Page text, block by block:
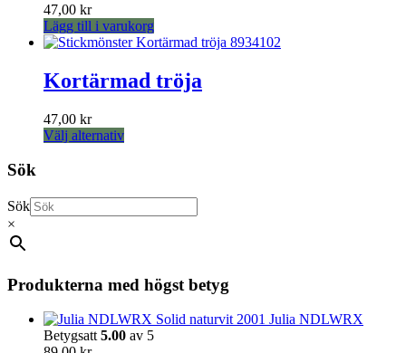
alternativen
kan
väljas
produktsidan
47,00 kr
Lägg till i varukorg
Kortärmad tröja
47,00 kr
Välj alternativDen
flera
varianter.
kan
på
produktsidan
Sök
Sök
×
Produkterna med högst betyg
Julia NDLWRX
Betygsatt5.00 av 5